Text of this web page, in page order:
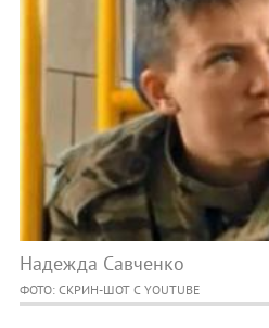
Надежда Савченко
ФОТО: СКРИН-ШОТ С YOUTUBE